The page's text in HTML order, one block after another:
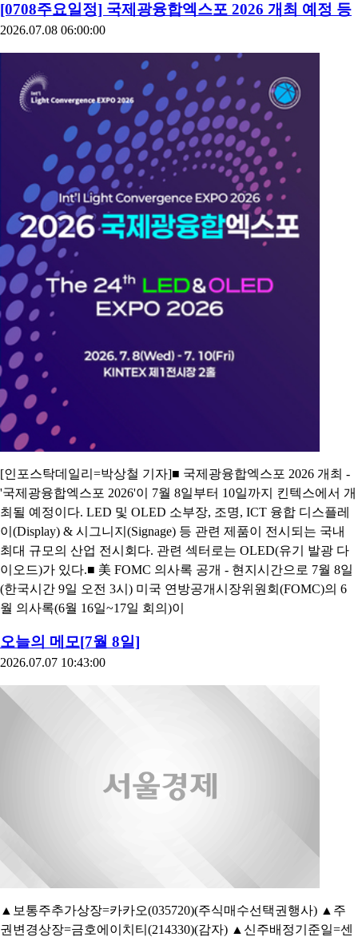
[0708주요일정] 국제광융합엑스포 2026 개최 예정 등
2026.07.08 06:00:00
[인포스탁데일리=박상철 기자]■ 국제광융합엑스포 2026 개최 -
'국제광융합엑스포 2026'이 7월 8일부터 10일까지 킨텍스에서 개
최될 예정이다. LED 및 OLED 소부장, 조명, ICT 융합 디스플레
이(Display) & 시그니지(Signage) 등 관련 제품이 전시되는 국내
최대 규모의 산업 전시회다. 관련 섹터로는 OLED(유기 발광 다
이오드)가 있다.■ 美 FOMC 의사록 공개 - 현지시간으로 7월 8일
(한국시간 9일 오전 3시) 미국 연방공개시장위원회(FOMC)의 6
월 의사록(6월 16일~17일 회의)이
오늘의 메모[7월 8일]
2026.07.07 10:43:00
▲보통주추가상장=카카오(035720)(주식매수선택권행사) ▲주
권변경상장=금호에이치티(214330)(감자) ▲신주배정기준일=센